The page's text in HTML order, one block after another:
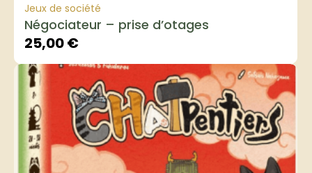
Jeux de société
Négociateur – prise d’otages
25,00€